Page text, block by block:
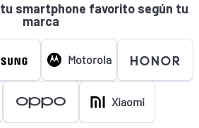
tu smartphone favorito según tu
marca
Motorola
Xiaomi